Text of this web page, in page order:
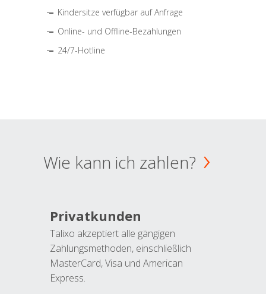
Kindersitze verfügbar auf Anfrage
Online- und Offline-Bezahlungen
24/7-Hotline
Wie kann ich zahlen?
Privatkunden
Talixo akzeptiert alle gängigen
Zahlungsmethoden, einschließlich
MasterCard, Visa und American
Express.